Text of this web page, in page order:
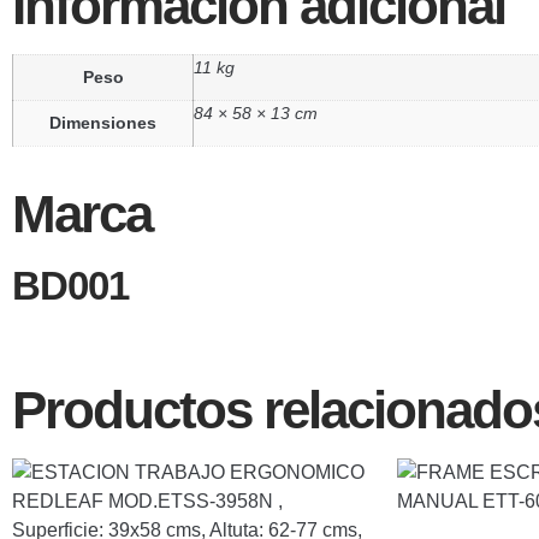
Peso 11 kg
Dimensiones 84 × 58 × 13 cm
Marca
BD001
Productos